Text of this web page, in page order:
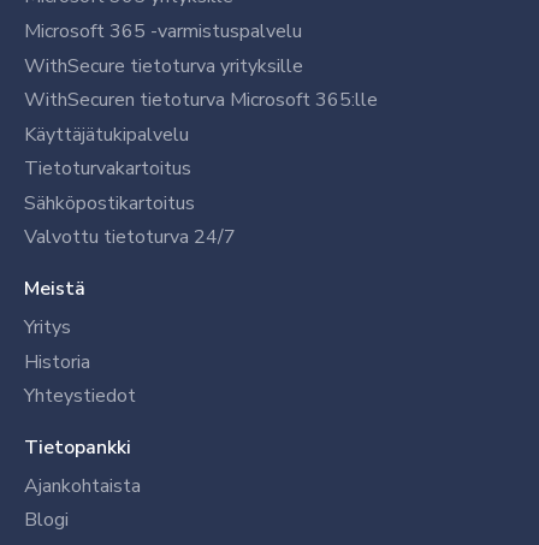
Microsoft 365 -varmistuspalvelu
WithSecure tietoturva yrityksille
WithSecuren tietoturva Microsoft 365:lle
Käyttäjätukipalvelu
Tietoturvakartoitus
Sähköpostikartoitus
Valvottu tietoturva 24/7
Meistä
Yritys
Historia
Yhteystiedot
Tietopankki
Ajankohtaista
Blogi